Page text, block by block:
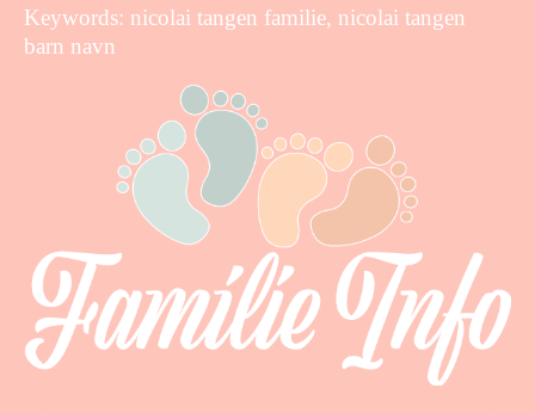
Keywords: nicolai tangen familie, nicolai tangen
barn navn